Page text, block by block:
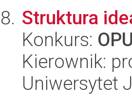
Struktura
Konkurs:
Kierownik:
Uniwersytet